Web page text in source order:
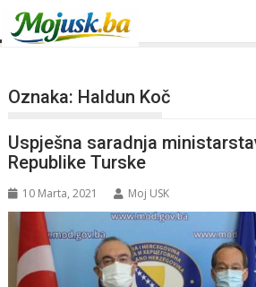
Oznaka: Haldun Koč
Uspješna saradnja
Republike Turske
10 Marta, 2021 Moj USK